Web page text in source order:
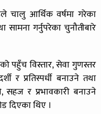
चालु आर्थिक वर्षमा गरेका
गर्नुपरेका चुनौतीबारे
पहुँच विस्तार, सेवा गुणस्तर
र प्रतिस्पर्धी बनाउने तथा
सहज र प्रभावकारी बनाउने
दिएका थिए ।